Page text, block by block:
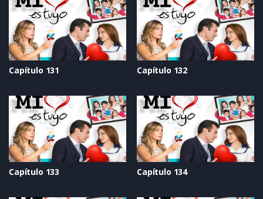
Capítulo 131 Capítulo 132
Capítulo 133 Capítulo 134